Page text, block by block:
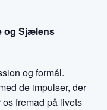
og Sjælens
og formål.
de impulser, der
fremad på livets